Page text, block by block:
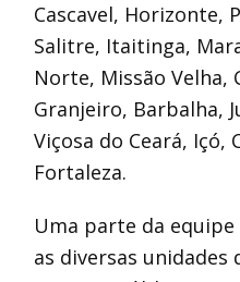
Cascavel, Horizonte,
Salitre, Itaitinga,
Norte, Missão Velha,
Granjeiro, Barbalha,
Viçosa do Ceará, Içó,
Fortaleza.
Uma parte da
as diversas